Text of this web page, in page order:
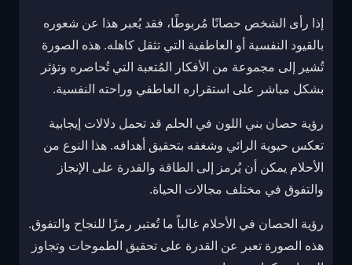
إذا رأى الشخص حصانًا مُربوطًا، فقد يُعبر هذا عن شعوره
بالقيود النفسية أو العاطفية التي تثقل كاهله. هذه الصورة
تُشير إلى مجموعة من الأفكار المُتعبة التي تُحاصره وتؤثر
بشكل مباشر على استقراره العاطفي وراحته النفسية.
رؤية حصان بني اللون في الحلم قد تحمل دلالات إيجابية
تعكس حيوية الرائي وشغفه بتحقيق أهدافه. هذا النوع من
الأحلام يمكن أن يُرمز إلى الطاقة والقدرة على الإنجاز
والتفوق في مختلف مجالات الحياة.
رؤية الحصان في الأحلام غالباً ما تُعتبر رمزًا للنجاح والتفوق.
هذه الصورة تعبر عن القدرة على تحقيق الطموحات وتجاوز